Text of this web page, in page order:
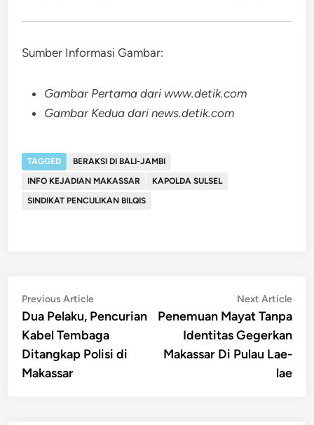
Sumber Informasi Gambar:
Gambar Pertama dari www.detik.com
Gambar Kedua dari news.detik.com
TAGGED
BERAKSI DI BALI-JAMBI
INFO KEJADIAN MAKASSAR
KAPOLDA SULSEL
SINDIKAT PENCULIKAN BILQIS
Post
navigation
Previous ArticlePrevious
article:
Dua Pelaku, Pencurian
Kabel Tembaga
Ditangkap Polisi di
Makassar
Next Article
Penemuan Mayat Tanpa
Identitas Gegerkan
Makassar Di Pulau Lae-
lae